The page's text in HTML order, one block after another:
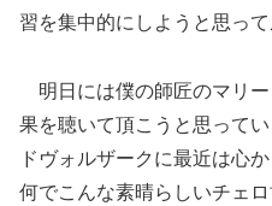
習を集中的にしようと思って
明日には僕の師匠のマリ
果を聴いて頂こうと思ってい
ドヴォルザークに最近は心
何でこんな素晴らしいチェ